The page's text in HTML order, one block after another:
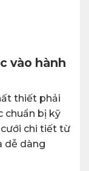
vào hành
thiết phải
chuẩn bị kỹ
chi tiết từ
dễ dàng